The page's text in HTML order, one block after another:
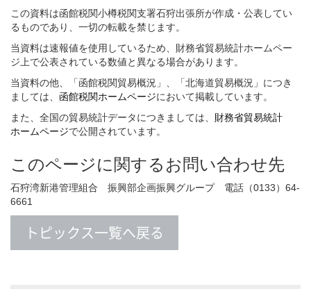
この資料は函館税関小樽税関支署石狩出張所が作成・公表してい
るものであり、一切の転載を禁じます。
当資料は速報値を使用しているため、財務省貿易統計ホームペー
ジ上で公表されている数値と異なる場合があります。
当資料の他、「函館税関貿易概況」、「北海道貿易概況」につき
ましては、 函館税関ホームページにおいて掲載しています。
また、全国の貿易統計データにつきましては、 財務省貿易統計
ホームページで公開されています。
このページに関するお問い合わせ先
石狩湾新港管理組合 振興部企画振興グループ 電話（0133）64-
6661
トピックス一覧へ戻る